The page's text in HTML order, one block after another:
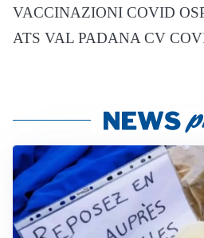
VACCINAZIONI COVID
ATS VAL PADANA CV